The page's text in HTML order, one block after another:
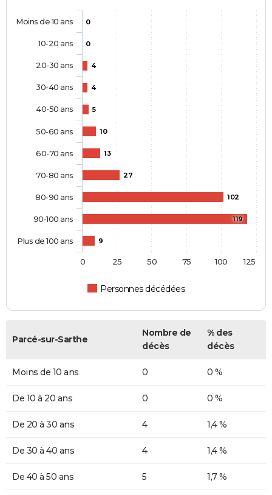
0
0
4
4
5
10
13
27
102
119
9
Personnes décédées
Moins de 10 ans
10-20 ans
20-30 ans
30-40 ans
40-50 ans
50-60 ans
60-70 ans
70-80 ans
80-90 ans
90-100 ans
Plus de 100 ans
0 25 50 75 100 125
Parcé-sur-Sarthe
Nombre de
décès
% des
décès
Moins de 10 ans 0 0 %
De 10 à 20 ans 0 0 %
De 20 à 30 ans 4 1,4 %
De 30 à 40 ans 4 1,4 %
De 40 à 50 ans 5 1,7 %